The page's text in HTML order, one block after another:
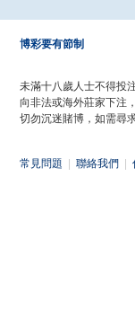
博彩要有節制
未滿十八歲人士不得投
向非法或海外莊家下注
切勿沉迷賭博，如需尋
常見問題 聯絡我們